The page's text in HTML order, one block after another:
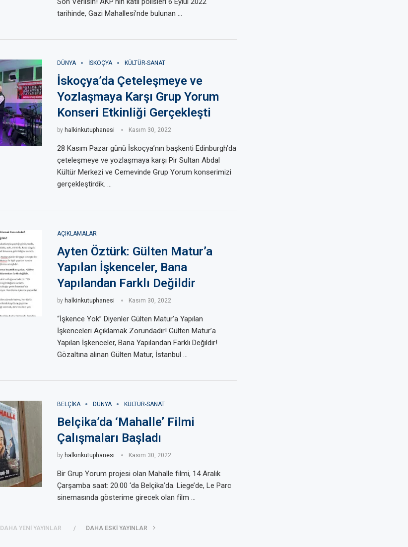
tarihinde, Gazi Mahallesi’nde bulunan …
DÜNYA ISKOÇYA KÜLTÜR-SANAT
İskoçya’da Çeteleşmeye ve
Yozlaşmaya Karşı Grup Yorum
Konseri Etkinliği Gerçekleşti
by halkinkutuphanesi Kasım 30, 2022
28 Kasım Pazar günü İskoçya’nın başkenti Edinburgh’da
çeteleşmeye ve yozlaşmaya karşı Pir Sultan Abdal
Kültür Merkezi ve Cemevinde Grup Yorum konserimizi
gerçekleştirdik. …
AÇIKLAMALAR
Ayten Öztürk: Gülten Matur’a
Yapılan İşkenceler, Bana
Yapılandan Farklı Değildir
by halkinkutuphanesi Kasım 30, 2022
“İşkence Yok” Diyenler Gülten Matur’a Yapılan
İşkenceleri Açıklamak Zorundadır! Gülten Matur’a
Yapılan İşkenceler, Bana Yapılandan Farklı Değildir!
Gözaltına alınan Gülten Matur, İstanbul …
BELÇIKA DÜNYA KÜLTÜR-SANAT
Belçika’da ‘Mahalle’ Filmi
Çalışmaları Başladı
by halkinkutuphanesi Kasım 30, 2022
Bir Grup Yorum projesi olan Mahalle filmi, 14 Aralık
Çarşamba saat: 20.00 ‘da Belçika’da. Liege’de, Le Parc
sinemasında gösterime girecek olan film …
DAHA YENI YAYINLAR DAHA ESKI YAYINLAR